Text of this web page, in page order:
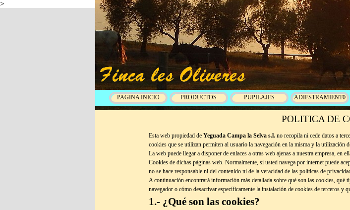
>
PAGINA INICIO PRODUCTOS PUPILAJES ADIESTRAMIENT0
POLITICA DE
Esta web propiedad de Yeguada Campa la Selva s.l.no recopila ni cede datos a
cookies que se utilizan permiten al usuario la navegación en la misma y la utilización
La web puede llegar a disponer de enlaces a otras web ajenas a nuestra empresa, en
Cookies de dichas páginas web. Normalmente, si usted navega por internet puede
no se hace responsable ni del contenido ni de la veracidad de las políticas de
A continuación encontrará información más detallada sobre qué son las cookies, qué
navegador o cómo desactivar específicamente la instalación de cookies de terceros y
1.- ¿Qué son las cookies?